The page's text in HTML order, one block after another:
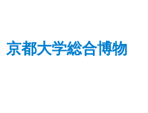
都大学総合博物